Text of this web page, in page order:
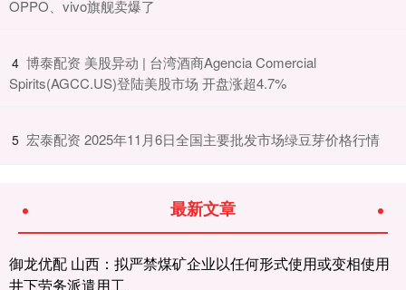
OPPO、vivo旗舰卖爆了
4 ​博泰配资 美股异动 | 台湾酒商Agencia Comercial
Spirits(AGCC.US)登陆美股市场 开盘涨超4.7%
5 ​宏泰配资 2025年11月6日全国主要批发市场绿豆芽价格行情
最新文章
御龙优配 山西：拟严禁煤矿企业以任何形式使用或变相使用
井下劳务派遣用工